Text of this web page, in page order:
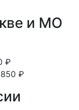
и МО
₽
₽